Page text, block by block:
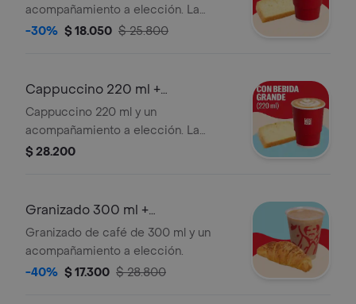
acompañamiento a elección. La
presentación del Cappuccino puede
durante el transporte para pedidos a
domicilio.
-30% $ 18.050 $ 25.800
Cappuccino 220 ml +
Acompañamiento
Cappuccino 220 ml y un
acompañamiento a elección. La
presentación del Cappuccino puede
durante el transporte para pedidos a
$ 28.200
Granizado 300 ml +
Acompañamiento
Granizado de café de 300 ml y un
acompañamiento a elección.
-40% $ 17.300 $ 28.800